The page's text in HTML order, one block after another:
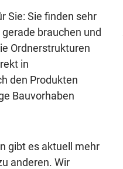
Sie: Sie finden sehr
brauchen und
Ordnerstrukturen
in
den Produkten
Bauvorhaben
gibt es aktuell mehr
anderen. Wir